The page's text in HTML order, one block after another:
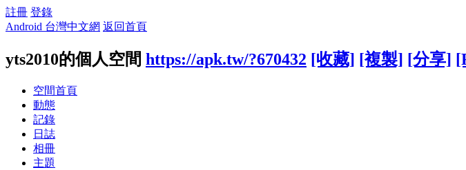
註冊 登錄
Android 台灣中文網 返回首頁
yts2010的個人空間 https://apk.tw/?670432 [收藏] [複製] [分享]
空間首頁
動態
記錄
日誌
相冊
主題